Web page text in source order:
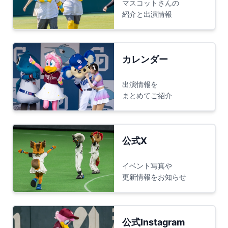
マスコットさんの
紹介と出演情報
カレンダー
出演情報を
まとめてご紹介
公式X
イベント写真や
更新情報をお知らせ
公式Instagram